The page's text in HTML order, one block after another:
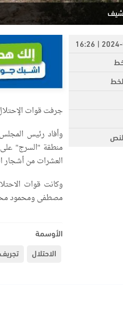
2024-
جرفت قوات
وأفاد رئيس
منطقة "السرج" على
العشرات من أشجار
وكانت قوات
مصطفى ومحمود محمد رباح،
الأوسمة
الاحتلال